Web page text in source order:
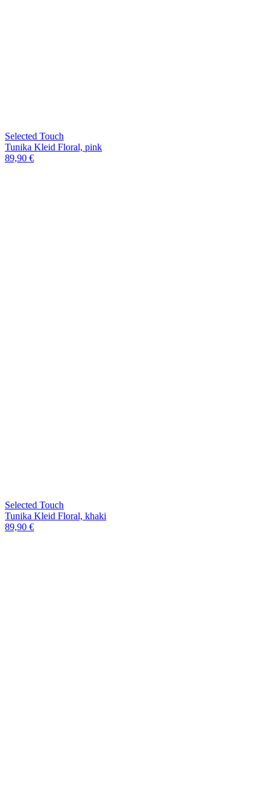
Selected Touch
Tunika Kleid Floral, pink
89,90 €
Selected Touch
Tunika Kleid Floral, khaki
89,90 €